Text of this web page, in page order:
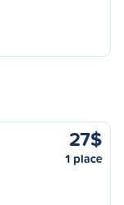
27$
1 place